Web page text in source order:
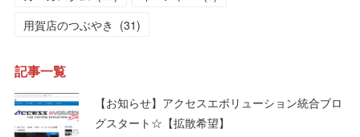
用賀店のつぶやき (31)
記事一覧
【お知らせ】アクセスエボリューション統合ブロ
グスタート☆【拡散希望】